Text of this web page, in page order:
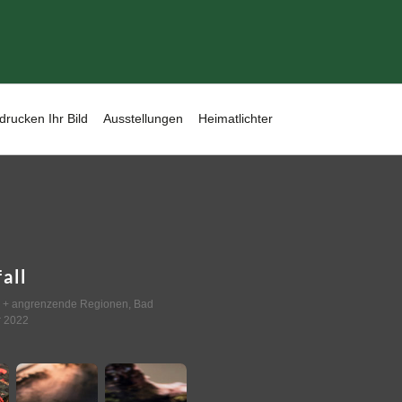
Ihr Bild Ausstellungen Heimatlichter
+ angrenzende Regionen, Bad
2022